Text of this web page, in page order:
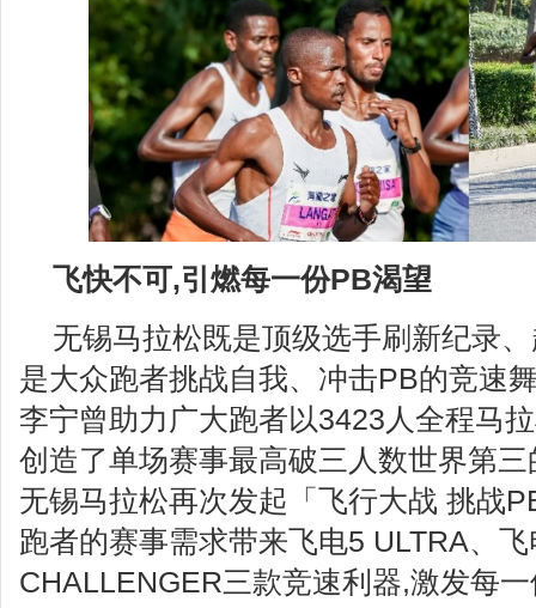
飞快不可,引燃每一份PB渴望
无锡马拉松既是顶级选手刷新纪录
是大众跑者挑战自我、冲击PB的竞速
李宁曾助力广大跑者以3423人全程马
创造了单场赛事最高破三人数世界第
无锡马拉松再次发起「飞行大战 挑战
跑者的赛事需求带来飞电5 ULTRA、
CHALLENGER三款竞速利器,激发每